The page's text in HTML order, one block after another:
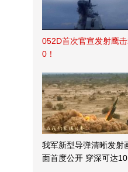
052D首次官宣发射鹰
0！
我军新型导弹清晰发射
面首度公开 穿深可达10